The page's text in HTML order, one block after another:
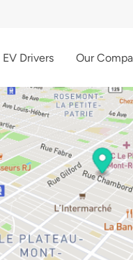
EV Drivers Our